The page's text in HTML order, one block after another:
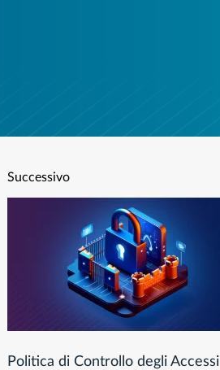
Successivo
Politica di Controllo degli Accessi